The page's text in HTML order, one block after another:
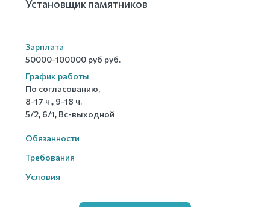
Установщик памятников
Зарплата
50000-100000 руб руб.
График работы
По согласованию,
8-17 ч., 9-18 ч.
5/2, 6/1, Вс-выходной
Обязанности
Требования
Условия